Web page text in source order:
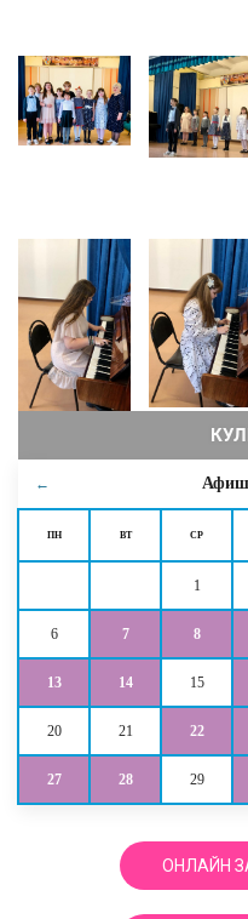
←
ПН ВТ СР
1
6 7 8
13 14 15
20 21 22
27 28 29
ОНЛАЙН